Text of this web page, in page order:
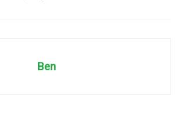
Ben